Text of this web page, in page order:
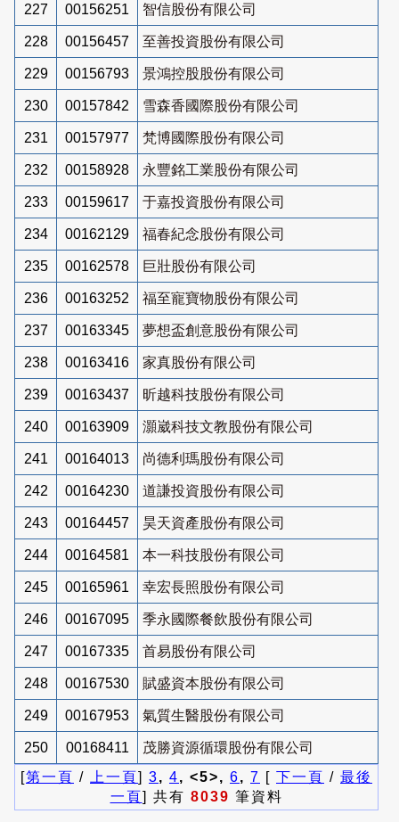
227 00156251 智信股份有限公司
228 00156457 至善投資股份有限公司
229 00156793 景鴻控股股份有限公司
230 00157842 雪森香國際股份有限公司
231 00157977 梵博國際股份有限公司
232 00158928 永豐銘工業股份有限公司
233 00159617 于嘉投資股份有限公司
234 00162129 福春紀念股份有限公司
235 00162578 巨壯股份有限公司
236 00163252 福至寵寶物股份有限公司
237 00163345 夢想盃創意股份有限公司
238 00163416 家真股份有限公司
239 00163437 昕越科技股份有限公司
240 00163909 灝崴科技文教股份有限公司
241 00164013 尚德利瑪股份有限公司
242 00164230 道謙投資股份有限公司
243 00164457 昊天資產股份有限公司
244 00164581 本一科技股份有限公司
245 00165961 幸宏長照股份有限公司
246 00167095 季永國際餐飲股份有限公司
247 00167335 首易股份有限公司
248 00167530 賦盛資本股份有限公司
249 00167953 氣質生醫股份有限公司
250 00168411
茂勝資源循環股份有限公司
[第一頁 / 上一頁] 3, 4, <5>, 6, 7 [ 下一頁 / 最後
一頁] 共有 8039 筆資料